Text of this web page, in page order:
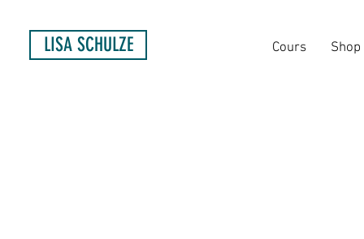
Cours Shop
LISA SCHULZE